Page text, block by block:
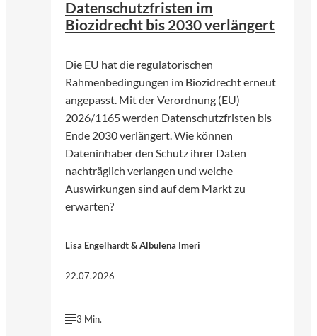
Datenschutzfristen im
Biozidrecht bis 2030 verlängert
Die EU hat die regulatorischen
Rahmenbedingungen im Biozidrecht erneut
angepasst. Mit der Verordnung (EU)
2026/1165 werden Datenschutzfristen bis
Ende 2030 verlängert. Wie können
Dateninhaber den Schutz ihrer Daten
nachträglich verlangen und welche
Auswirkungen sind auf dem Markt zu
erwarten?
Lisa Engelhardt & Albulena Imeri
22.07.2026
3 Min.